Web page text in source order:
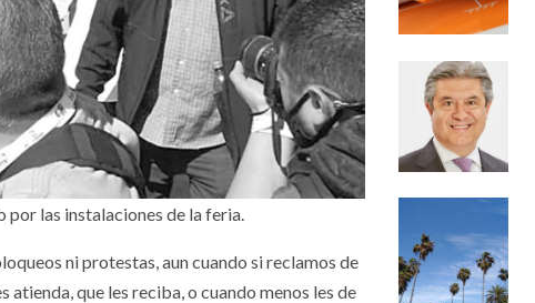
las instalaciones de la feria.
ni protestas, aun cuando si reclamos de
que les reciba, o cuando menos les de